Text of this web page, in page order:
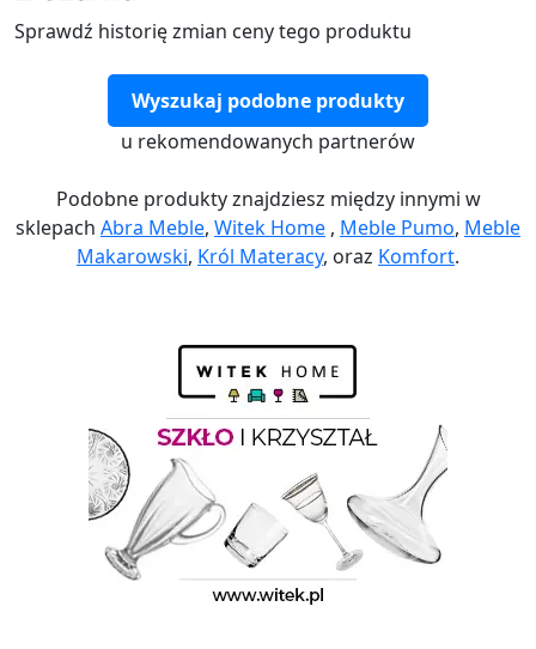
Sprawdź historię zmian ceny tego produktu
Wyszukaj podobne produkty
u rekomendowanych partnerów
Podobne produkty znajdziesz między innymi w
sklepach Abra Meble, Witek Home , Meble Pumo, Meble
Makarowski, Król Materacy, oraz Komfort.